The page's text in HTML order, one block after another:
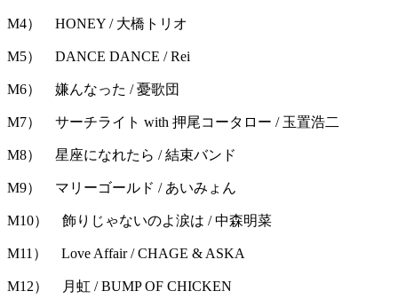
M4） HONEY / 大橋トリオ
M5） DANCE DANCE / Rei
M6） 嫌んなった / 憂歌団
M7） サーチライト with 押尾コータロー / 玉置浩二
M8） 星座になれたら / 結束バンド
M9） マリーゴールド / あいみょん
M10） 飾りじゃないのよ涙は / 中森明菜
M11） Love Affair / CHAGE & ASKA
M12） 月虹 / BUMP OF CHICKEN